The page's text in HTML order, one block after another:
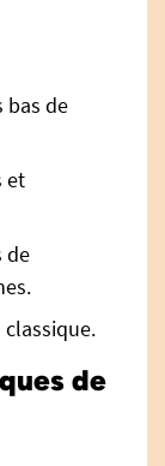
bas de
et
de
de